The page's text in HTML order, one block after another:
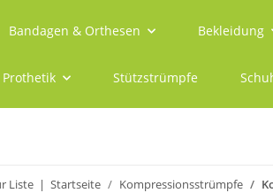
Bandagen & Orthesen Bekleidung
Prothetik Stützstrümpfe
Liste Startseite Kompressionsstrümpfe